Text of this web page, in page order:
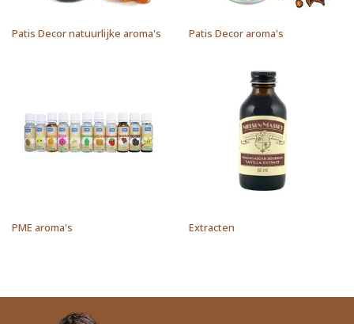
Patis Decor natuurlijke aroma's Patis Decor aroma's
PME aroma's Extracten